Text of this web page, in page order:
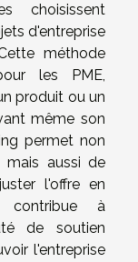
choisissent
d'entreprise
méthode
les PME,
produit ou un
même son
permet non
mais aussi de
l'offre en
contribue à
de soutien
l'entreprise